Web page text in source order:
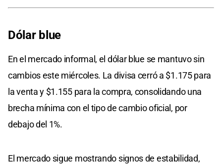
Dólar blue
En el mercado informal, el dólar blue se mantuvo sin
cambios este miércoles. La divisa cerró a $1.175 para
la venta y $1.155 para la compra, consolidando una
brecha mínima con el tipo de cambio oficial, por
debajo del 1%.
El mercado sigue mostrando signos de estabilidad,